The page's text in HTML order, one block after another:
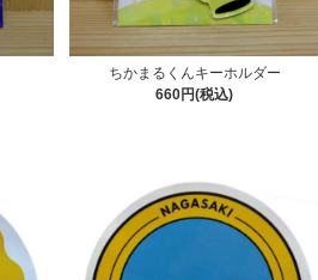
ちかまるくんキーホルダー
660円(税込)